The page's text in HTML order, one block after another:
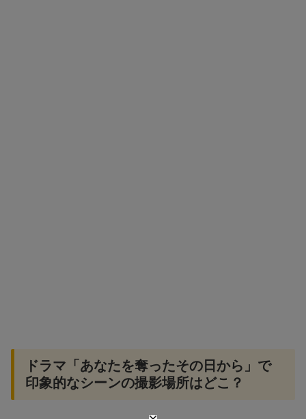
ドラマ「あなたを奪ったその日から」で
印象的なシーンの撮影場所はどこ？